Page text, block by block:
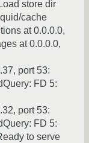
store dir
cache
at 0.0.0.0,
at 0.0.0.0,
port 53:
FD 5:
port 53:
FD 5:
to serve